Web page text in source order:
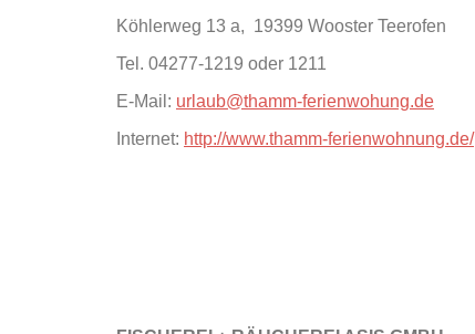
Köhlerweg 13 a, 19399 Wooster Teerofen
Tel. 04277-1219 oder 1211
E-Mail: urlaub@thamm-ferienwohung.de
Internet: http://www.thamm-ferienwohnung.de/